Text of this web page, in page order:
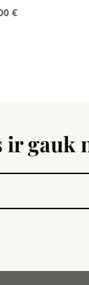
€
gauk